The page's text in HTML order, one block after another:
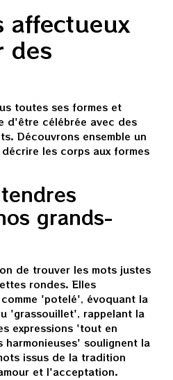
affectueux
des
toutes ses formes et
d'être célébrée avec des
Découvrons ensemble un
les corps aux formes
grands-
de trouver les mots justes
rondes. Elles
'potelé', évoquant la
'grassouillet', rappelant la
expressions 'tout en
soulignent la
issus de la tradition
et l'acceptation.